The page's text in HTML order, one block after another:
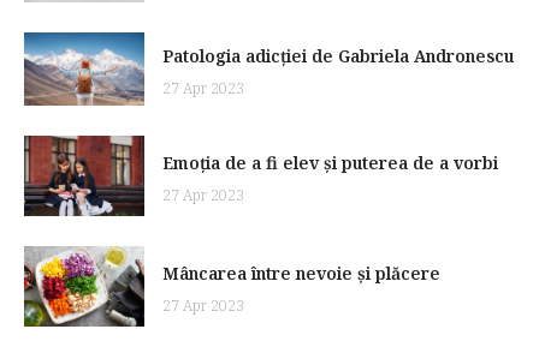
Patologia adicției de Gabriela Andronescu
27 Apr 2023
Emoția de a fi elev și puterea de a vorbi
27 Apr 2023
Mâncarea între nevoie și plăcere
27 Apr 2023